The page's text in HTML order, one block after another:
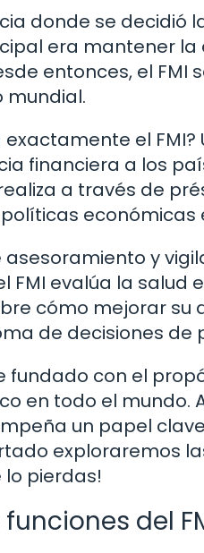
donde se decidió
era mantener
entonces, el FMI
mundial.
el
financiera a los
a través de
económicas
asesoramiento y
FMI evalúa la
cómo mejorar su
de decisiones
fundado con el
en todo el mundo.
un papel
exploraremos
lo pierdas!
del